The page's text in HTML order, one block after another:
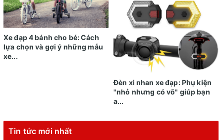
Xe đạp 4 bánh cho bé: Cách
lựa chọn và gợi ý những mẫu
xe...
Đèn xi nhan xe đạp: Phụ kiện
"nhỏ nhưng có võ" giúp bạn
a...
Tin tức mới nhất